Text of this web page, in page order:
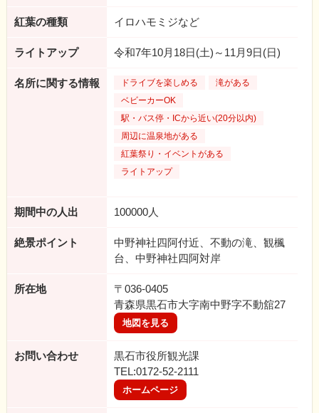
紅葉の種類 イロハモミジなど
ライトアップ 令和7年10月18日(土)～11月9日(日)
名所に関する情報 ドライブを楽しめる
滝がある
ベビーカーOK
駅・バス停・ICから近い(20分以内)
周辺に温泉地がある
紅葉祭り・イベントがある
ライトアップ
期間中の人出 100000人
絶景ポイント
中野神社四阿付近、不動の滝、観楓
台、中野神社四阿対岸
所在地
〒036-0405
青森県黒石市大字南中野字不動舘27
地図を見る
お問い合わせ
黒石市役所観光課
TEL:0172-52-2111
ホームページ